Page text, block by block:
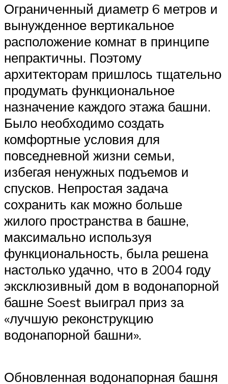
Ограниченный диаметр 6 метров и
вынужденное вертикальное
расположение комнат в принципе
непрактичны. Поэтому
архитекторам пришлось тщательно
продумать функциональное
назначение каждого этажа башни.
Было необходимо создать
комфортные условия для
повседневной жизни семьи,
избегая ненужных подъемов и
спусков. Непростая задача
сохранить как можно больше
жилого пространства в башне,
максимально используя
функциональность, была решена
настолько удачно, что в 2004 году
эксклюзивный дом в водонапорной
башне Soest выиграл приз за
«лучшую реконструкцию
водонапорной башни».
Обновленная водонапорная башня